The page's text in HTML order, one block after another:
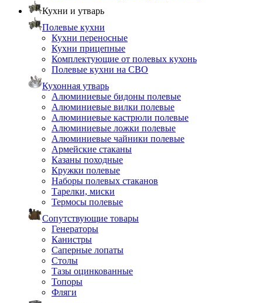
Кухни и утварь
Полевые кухни
Кухни переносные
Кухни прицепные
Комплектующие от полевых кухонь
Полевые кухни на СВО
Кухонная утварь
Алюминиевые бидоны полевые
Алюминиевые вилки полевые
Алюминиевые кастрюли полевые
Алюминиевые ложки полевые
Алюминиевые чайники полевые
Армейские стаканы
Казаны походные
Кружки полевые
Наборы полевых стаканов
Тарелки, миски
Термосы полевые
Сопутствующие товары
Генераторы
Канистры
Саперные лопаты
Столы
Тазы оцинкованные
Топоры
Фляги